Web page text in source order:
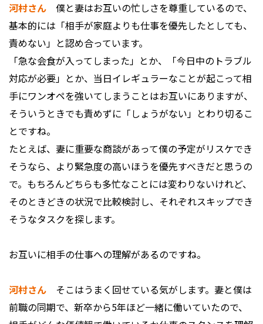
河村さん 僕と妻はお互いの忙しさを尊重しているので、
基本的には「相手が家庭よりも仕事を優先したとしても、
責めない」と認め合っています。
「急な会食が入ってしまった」とか、「今日中のトラブル
対応が必要」とか、当日イレギュラーなことが起こって相
手にワンオペを強いてしまうことはお互いにありますが、
そういうときでも責めずに「しょうがない」とわり切るこ
とですね。
たとえば、妻に重要な商談があって僕の予定がリスケでき
そうなら、より緊急度の高いほうを優先すべきだと思うの
で。もちろんどちらも多忙なことには変わりないけれど、
そのときどきの状況で比較検討し、それぞれスキップでき
そうなタスクを探します。
――お互いに相手の仕事への理解があるのですね。
河村さん そこはうまく回せている気がします。妻と僕は
前職の同期で、新卒から5年ほど一緒に働いていたので、